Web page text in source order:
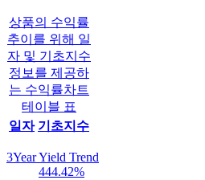
상품의 수익률
추이를 위해 일
자 및 기초지수
정보를 제공하
는 수익률차트
테이블 표
일자 기초지수
3Year Yield Trend
444.42%